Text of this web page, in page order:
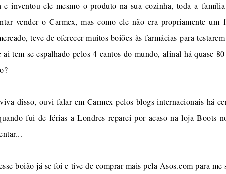
e inventou ele mesmo o produto na sua cozinha, toda a
vender o Carmex, mas como ele não era propriamente
teve de oferecer muitos boiões às farmácias para
tem se espalhado pelos 4 cantos do mundo, afinal há quase
disso, ouvi falar em Carmex pelos blogs internacionais há
fui de férias a Londres reparei por acaso na loja Boots
boião já se foi e tive de comprar mais pela Asos.com para